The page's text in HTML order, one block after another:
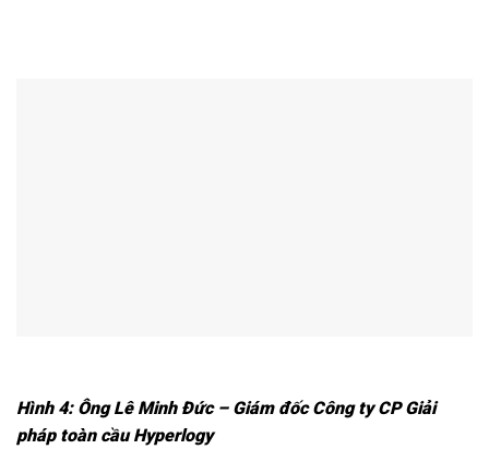
Hình 4: Ông Lê Minh Đức – Giám đốc Công ty CP Giải
pháp toàn cầu Hyperlogy